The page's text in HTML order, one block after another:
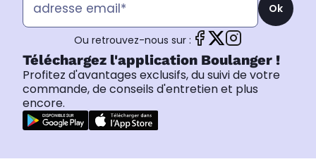
Ok
Ou retrouvez-nous sur :
Téléchargez l'application Boulanger !
Profitez d'avantages exclusifs, du suivi de votre
commande, de conseils d'entretien et plus
encore.